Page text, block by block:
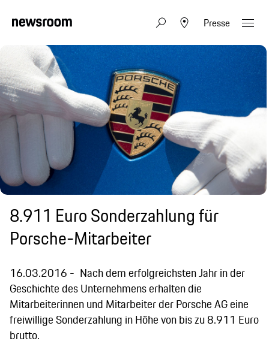
Presse
8.911 Euro Sonderzahlung für
Porsche-Mitarbeiter
16.03.2016
Nach dem erfolgreichsten Jahr in der
Geschichte des Unternehmens erhalten die
Mitarbeiterinnen und Mitarbeiter der Porsche AG eine
freiwillige Sonderzahlung in Höhe von bis zu 8.911 Euro
brutto.